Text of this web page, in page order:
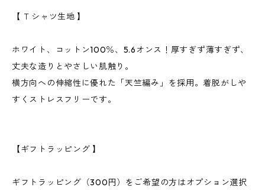
【 Ｔシャツ生地 】
ホワイト、コットン100％、5.6オンス！厚すぎず薄すぎず、
丈夫な造りとやさしい肌触り。
横方向への伸縮性に優れた「天竺編み」を採用。着脱がしや
すくストレスフリーです。
【ギフトラッピング 】
ギフトラッピング（300円）をご希望の方はオプション選択